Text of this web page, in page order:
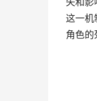
这一机
角色